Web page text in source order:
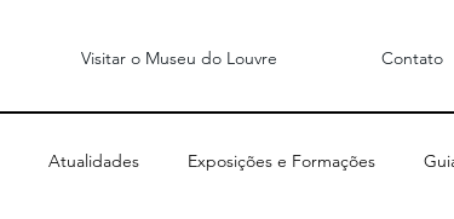
Visitar o Museu do Louvre Contato
Atualidades Exposições e Formações